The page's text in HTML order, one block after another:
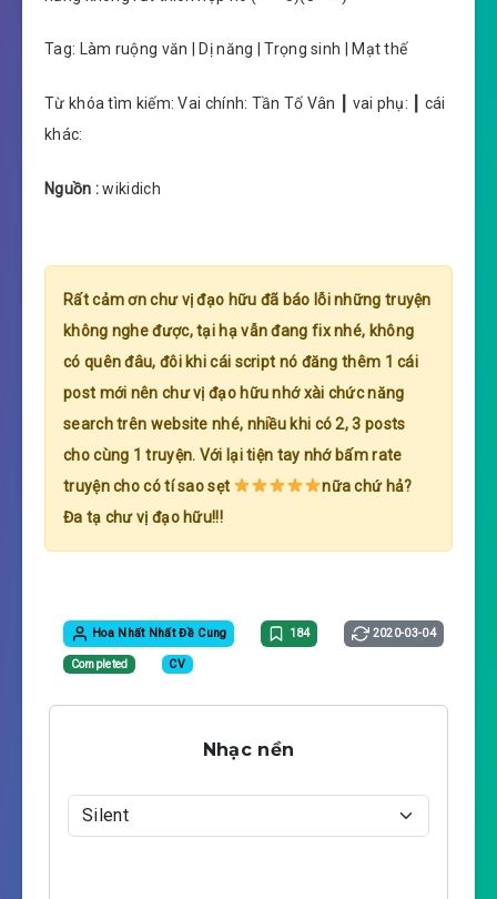
Tag: Làm ruộng văn | Dị năng | Trọng sinh | Mạt thế
Từ khóa tìm kiếm: Vai chính: Tần Tố Vân ┃ vai phụ: ┃ cái
khác:
Nguồn :wikidich
Rất cảm ơn chư vị đạo hữu đã báo lỗi những truyện
không nghe được, tại hạ vẫn đang fix nhé, không
có quên đâu, đôi khi cái script nó đăng thêm 1 cái
post mới nên chư vị đạo hữu nhớ xài chức năng
search trên website nhé, nhiều khi có 2, 3 posts
cho cùng 1 truyện. Với lại tiện tay nhớ bấm rate
truyện cho có tí sao sẹt
nữa chứ hả?
Đa tạ chư vị đạo hữu!!!
Hoa Nhất Nhất Đề Cung 184 2020-03-04
Completed CV
Nhạc nền